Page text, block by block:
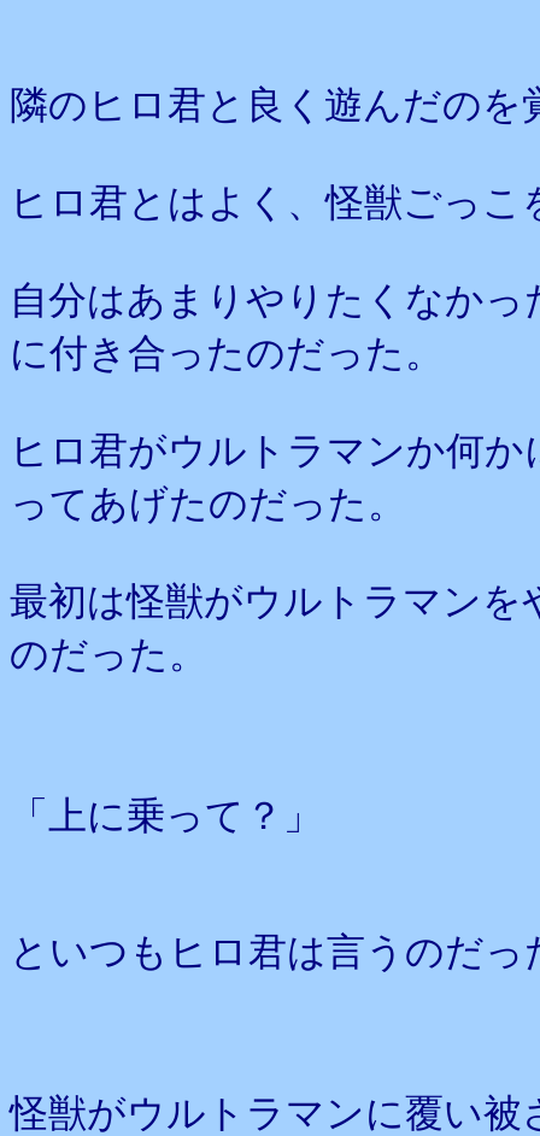
隣のヒロ君と良く遊んだのを
ヒロ君とはよく、怪獣ごっ
自分はあまりやりたくなか
に付き合ったのだった。
ヒロ君がウルトラマンか何
ってあげたのだった。
最初は怪獣がウルトラマン
のだった。
「上に乗って？」
といつもヒロ君は言うのだっ
怪獣がウルトラマンに覆い